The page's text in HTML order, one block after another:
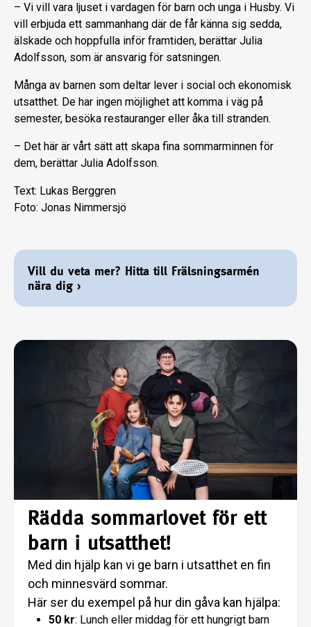
– Vi vill vara ljuset i vardagen för barn och unga i Husby. Vi
vill erbjuda ett sammanhang där de får känna sig sedda,
älskade och hoppfulla inför framtiden, berättar Julia
Adolfsson, som är ansvarig för satsningen.
Många av barnen som deltar lever i social och ekonomisk
utsatthet. De har ingen möjlighet att komma i väg på
semester, besöka restauranger eller åka till stranden.
– Det här är vårt sätt att skapa fina sommarminnen för
dem, berättar Julia Adolfsson.
Text: Lukas Berggren
Foto: Jonas Nimmersjö
Vill du veta mer? Hitta till Frälsningsarmén
nära dig ›
Rädda sommarlovet för ett
barn i utsatthet!
Med din hjälp kan vi ge barn i utsatthet en fin
och minnesvärd sommar.
Här ser du exempel på hur din gåva kan hjälpa:
50 kr: Lunch eller middag för ett hungrigt barn